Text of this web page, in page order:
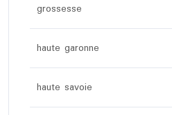
grossesse
haute garonne
haute savoie